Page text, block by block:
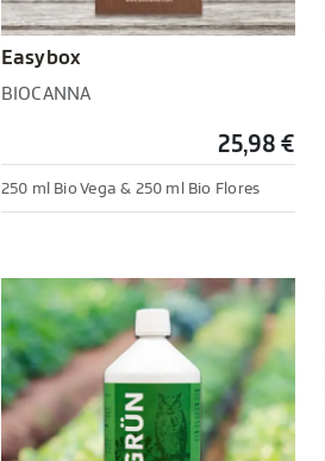
Easybox
BIOCANNA
25,98 €
250 ml Bio Vega & 250 ml Bio Flores